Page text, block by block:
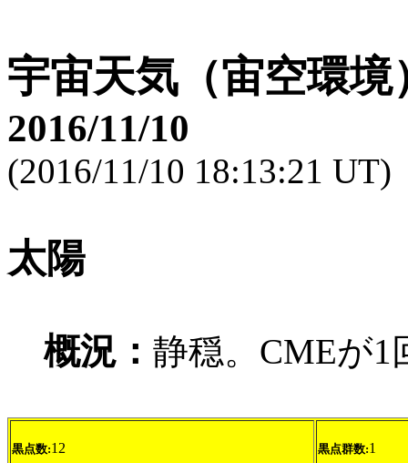
宇宙天気（宙空環境
2016/11/10
(2016/11/10 18:13:21 UT)
太陽
概況： 静穏。CMEが1
黒点数:12 黒点群数:1